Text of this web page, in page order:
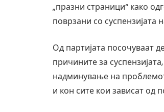
„празни страници“ како
поврзани со
Од партијата посочуваат
причините за
надминување на
и кон сите кои зависат од